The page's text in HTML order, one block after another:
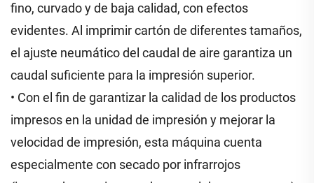
fino, curvado y de baja calidad, con efectos
evidentes. Al imprimir cartón de diferentes tamaños,
el ajuste neumático del caudal de aire garantiza un
caudal suficiente para la impresión superior.
• Con el fin de garantizar la calidad de los productos
impresos en la unidad de impresión y mejorar la
velocidad de impresión, esta máquina cuenta
especialmente con secado por infrarrojos